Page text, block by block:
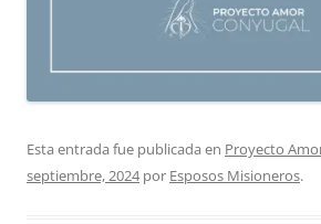
Esta entrada fue publicada en Proyecto
septiembre, 2024por Esposos Misioneros.